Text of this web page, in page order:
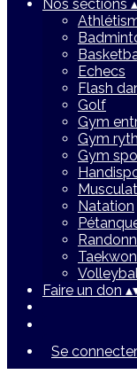
Nos sections ▴
Echecs
Flash
Golf
Gym
Gym
Gym
Natation
Faire un don ▴
Se connecter